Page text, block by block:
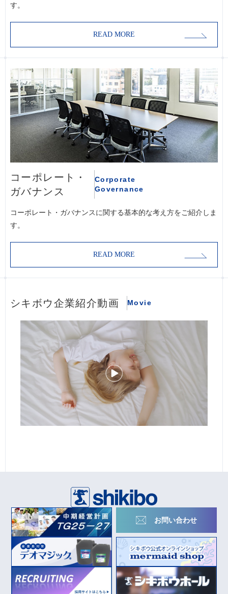
す。
READ MORE
コーポレート・
ガバナンス
Corporate
Governance
コーポレート・ガバナンスに関する基本的な考え方をご紹介しま
す。
READ MORE
シキボウ企業紹介動画 Movie
お問い合わせ